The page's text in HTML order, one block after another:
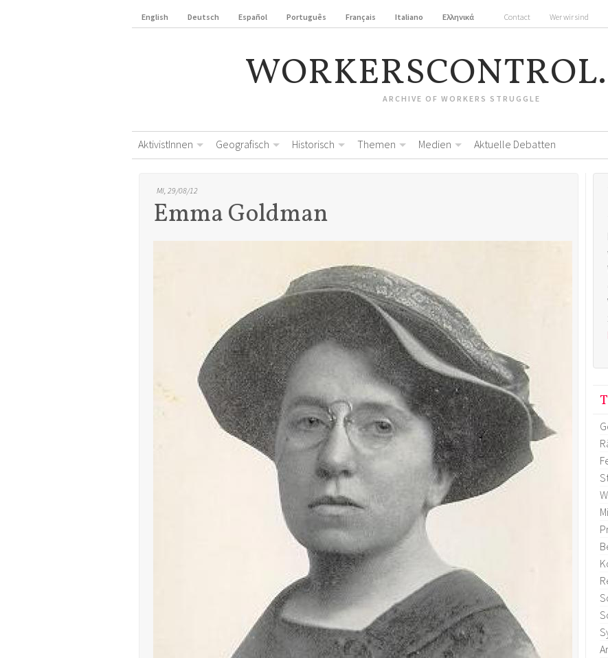
English Deutsch Español Português Français Italiano Ελληνικά Contact Wer wir sind
ARCHIVE OF WORKERS STRUGGLE
AktivistInnen Geografisch Historisch Themen Medien Aktuelle Debatten
MI, 29/08/12
Emma Goldman